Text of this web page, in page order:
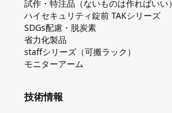
試作・特注品（ないものは作ればいい）
ハイセキュリティ錠前 TAKシリーズ
SDGs配慮・脱炭素
省力化製品
staffシリーズ（可搬ラック）
モニターアーム
技術情報